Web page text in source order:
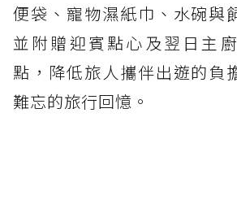
便袋、寵物濕紙巾、水碗與
並附贈迎賓點心及翌日主
點，降低旅人攜伴出遊的負
難忘的旅行回憶。